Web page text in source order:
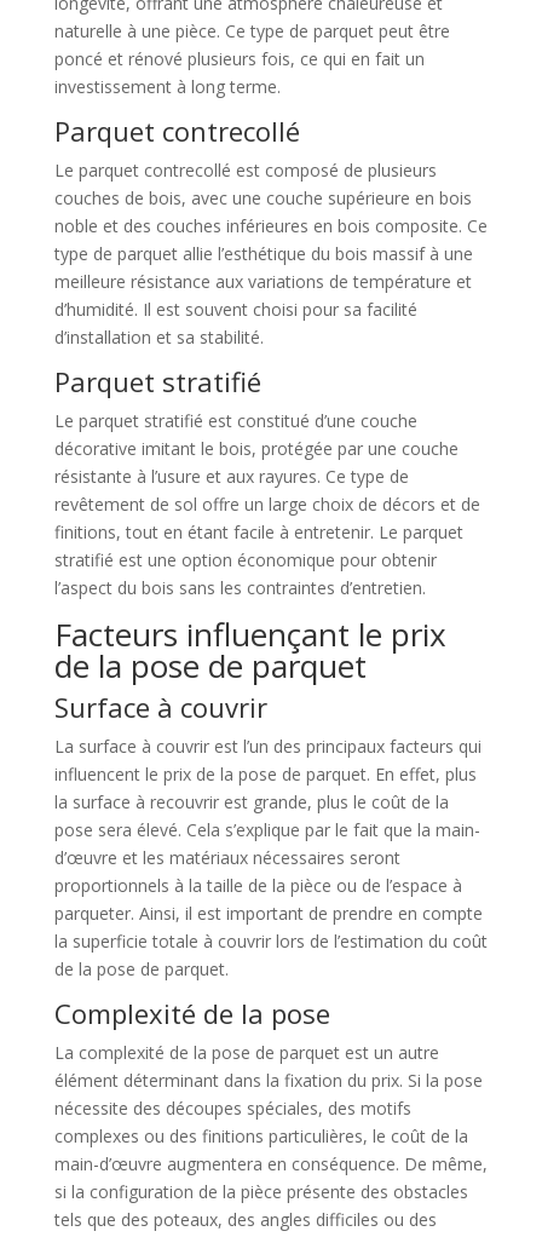
naturelle à une pièce. Ce type de parquet peut être
poncé et rénové plusieurs fois, ce qui en fait un
investissement à long terme.
Parquet contrecollé
Le parquet contrecollé est composé de plusieurs
couches de bois, avec une couche supérieure en bois
noble et des couches inférieures en bois composite. Ce
type de parquet allie l’esthétique du bois massif à une
meilleure résistance aux variations de température et
d’humidité. Il est souvent choisi pour sa facilité
d’installation et sa stabilité.
Parquet stratifié
Le parquet stratifié est constitué d’une couche
décorative imitant le bois, protégée par une couche
résistante à l’usure et aux rayures. Ce type de
revêtement de sol offre un large choix de décors et de
finitions, tout en étant facile à entretenir. Le parquet
stratifié est une option économique pour obtenir
l’aspect du bois sans les contraintes d’entretien.
Facteurs influençant le prix
de la pose de parquet
Surface à couvrir
La surface à couvrir est l’un des principaux facteurs qui
influencent le prix de la pose de parquet. En effet, plus
la surface à recouvrir est grande, plus le coût de la
pose sera élevé. Cela s’explique par le fait que la main-
d’œuvre et les matériaux nécessaires seront
proportionnels à la taille de la pièce ou de l’espace à
parqueter. Ainsi, il est important de prendre en compte
la superficie totale à couvrir lors de l’estimation du coût
de la pose de parquet.
Complexité de la pose
La complexité de la pose de parquet est un autre
élément déterminant dans la fixation du prix. Si la pose
nécessite des découpes spéciales, des motifs
complexes ou des finitions particulières, le coût de la
main-d’œuvre augmentera en conséquence. De même,
si la configuration de la pièce présente des obstacles
tels que des poteaux, des angles difficiles ou des